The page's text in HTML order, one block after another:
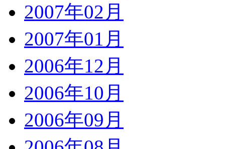
2007年02月
2007年01月
2006年12月
2006年10月
2006年09月